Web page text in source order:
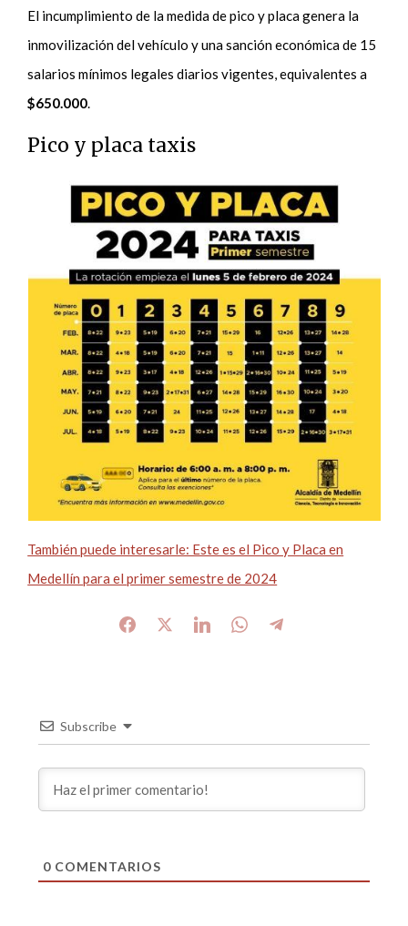
El incumplimiento de la medida de pico y placa genera la
inmovilización del vehículo y una sanción económica de 15
salarios mínimos legales diarios vigentes, equivalentes a
$650.000.
Pico y placa taxis
También puede interesarle: Este es el Pico y Placa en
Medellín para el primer semestre de 2024
Subscribe
0COMENTARIOS